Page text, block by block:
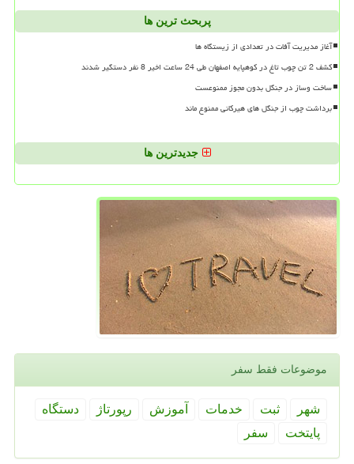
پربحث ترین ها
آغاز مدیریت آفات در تعدادی از زیستگاه ها
کشف 2 تن چوب تاغ در کوهپایه اصفهان طی 24 ساعت اخیر 8 نفر دستگیر شدند
ساخت وساز در جنگل بدون مجوز ممنوعست
برداشت چوب از جنگل های هیرکانی ممنوع ماند
جدیدترین ها
موضوعات فقط سفر
شهر ثبت خدمات آموزش رپورتاژ
دستگاه
پایتخت
سفر